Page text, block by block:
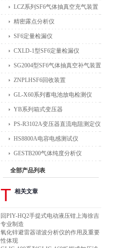
LCZ系列SF6气体抽真空充气装置
精密露点分析仪
SF6定量检漏仪
CXLD-1型SF6定量检漏仪
SG2004型SF6气体抽真空补气装置
ZNPLHSF6回收装置
GL-X60系列蓄电池放电检测仪
YB系列箱式变压器
PS-R3102A变压器直流电阻测定仪
HS8800A电容电感测试仪
GESTB200气体纯度分析仪
全部产品列表
T 相关文章
回PIY-HQ2手提式电动液压钳上海徐吉
专业制造
氧化锌避雷器谐波分析仪的作用及重要
性体现